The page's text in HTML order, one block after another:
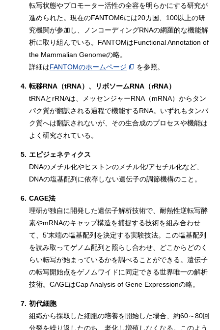
転写状態やプロモーター活性の全容を明らかにする研究が
進められた。現在のFANTOM6には20カ国、100以上の研
究機関が参加し、ノンコーディングRNAの網羅的な機能解
析に取り組んでいる。FANTOMはFunctional Annotation of
the Mammalian Genomeの略。
詳細はFANTOMのホームページ を参照。
4. 転移RNA（tRNA）、リボソームRNA（rRNA）
tRNAとrRNAは、メッセンジャーRNA（mRNA）からタン
パク質が翻訳される過程で機能するRNA。いずれもタンパ
ク質へは翻訳されないが、その生合成のプロセスや機能は
よく研究されている。
5. エピジェネティクス
DNAのメチル化やヒストンのメチル化/アセチル化など、
DNAの塩基配列に依存しない遺伝子の調節機構のこと。
6. CAGE法
理研が独自に開発した遺伝子解析技術で、耐熱性逆転写酵
素やmRNAのキャップ構造を捕捉する技術を組み合わせ
て、5'末端の塩基配列を決定する実験技法。この塩基配列
を読み取ってゲノム配列と照らし合わせ、どこからどのく
らい転写が始まっているかを調べることができる。遺伝子
の転写開始点をゲノムワイドに同定できる世界唯一の解析
技術。CAGEはCap Analysis of Gene Expressionの略。
7. 初代細胞
組織から採取した細胞の培養を開始した場合、約60～80回
分裂を繰り返したのち、老化し増殖しなくなる。このよう